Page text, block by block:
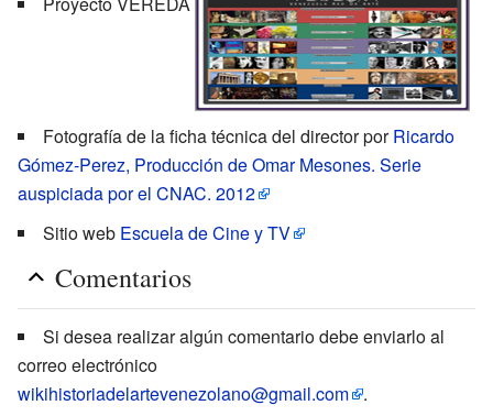
Fotografía de la ficha técnica del director porRicardo
Gómez-Perez, Producción de Omar Mesones. Serie
auspiciada por el CNAC. 2012
Sitio web Escuela de Cine y TV
Comentarios
Si desea realizar algún comentario debe enviarlo al
correo electrónico
wikihistoriadelartevenezolano@gmail.com
.